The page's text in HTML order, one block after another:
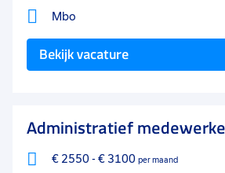
Mbo
Bekijk vacature
Administratief
€ 2550- € 3100 per maand